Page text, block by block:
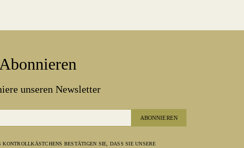
Abonnieren
unseren Newsletter
ABONNIEREN
KONTROLLKÄSTCHENS BESTÄTIGEN SIE, DASS SIE UNSERE